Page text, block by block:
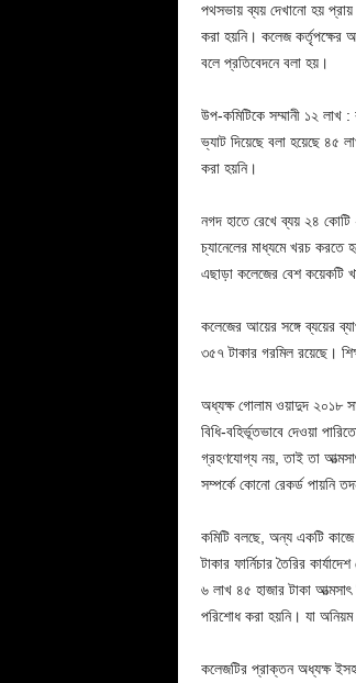
পথসভায় ব্যয় দেখানো হয়
করা হয়নি। কলেজ কর্তৃপক্ষের
বলে প্রতিবেদনে বলা হয়।
উপ-কমিটিকে সম্মানী ১২ লাখ
ভ্যাট দিয়েছে বলা হয়েছে ৪৫
করা হয়নি।
নগদ হাতে রেখে ব্যয় ২৪ কোটি
চ্যানেলের মাধ্যমে খরচ করতে
এছাড়া কলেজের বেশ কয়েকটি
কলেজের আয়ের সঙ্গে ব্যয়ের
৩৫৭ টাকার গরমিল রয়েছে।
অধ্যক্ষ গোলাম ওয়াদুদ ২০১৮
বিধি-বহির্ভূতভাবে দেওয়া
গ্রহণযোগ্য নয়, তাই তা
সম্পর্কে কোনো রেকর্ড পায়নি
কমিটি বলছে, অন্য একটি কাজে
টাকার ফার্নিচার তৈরির
৬ লাখ ৪৫ হাজার টাকা আত্মসাৎ
পরিশোধ করা হয়নি। যা
কলেজটির প্রাক্তন অধ্যক্ষ